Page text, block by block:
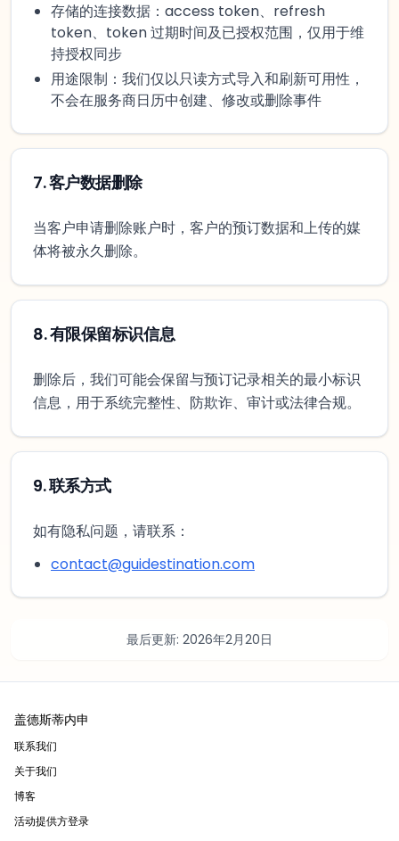
存储的连接数据：access token、refresh
token、token 过期时间及已授权范围，仅用于维
持授权同步
用途限制：我们仅以只读方式导入和刷新可用性，
不会在服务商日历中创建、修改或删除事件
7.客户数据删除
当客户申请删除账户时，客户的预订数据和上传的媒
体将被永久删除。
8.有限保留标识信息
删除后，我们可能会保留与预订记录相关的最小标识
信息，用于系统完整性、防欺诈、审计或法律合规。
9.联系方式
如有隐私问题，请联系：
contact@guidestination.com
最后更新: 2026年2月20日
盖德斯蒂内申
联系我们
关于我们
博客
活动提供方登录